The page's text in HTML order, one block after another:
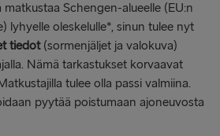
matkustaa Schengen-alueelle (EU:n
lyhyelle oleskelulle*, sinun tulee nyt
tiedot(sormenjäljet ja valokuva)
Nämä tarkastukset korvaavat
tulee olla passi valmiina.
pyytää poistumaan ajoneuvosta